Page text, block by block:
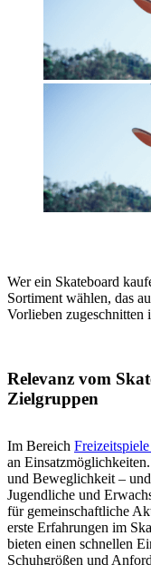
Wer ein Skateboard
Sortiment wählen, das
Vorlieben zugeschnitten
Relevanz vom
Zielgruppen
Im Bereich Freizeitspiele
an
und Beweglichkeit –
Jugendliche und
für gemeinschaftliche
erste Erfahrungen im
bieten einen schnellen
Schuhgrößen und